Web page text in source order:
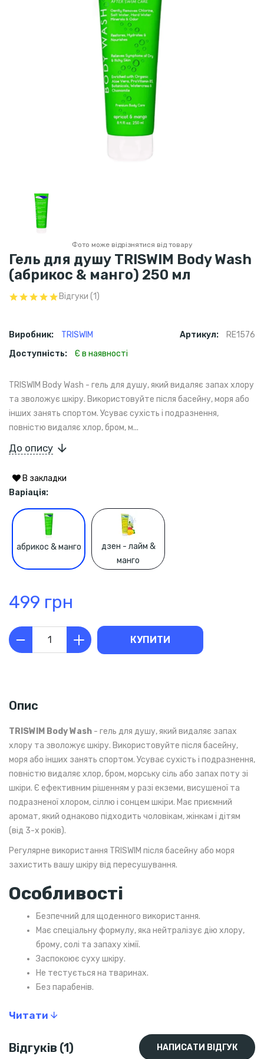
Фото може відрізнятися від товару
Гель для душу TRISWIM Body Wash
(абрикос & манго) 250 мл
Відгуки (1)
Виробник: TRISWIM Артикул:
RE1576
Доступність:
Є в наявності
TRISWIM Body Wash - гель для душу, який видаляє запах хлору
та зволожує шкіру. Використовуйте після басейну, моря або
інших занять спортом. Усуває сухість і подразнення,
повністю видаляє хлор, бром, м...
До опису
В закладки
Варіація:
абрикос & манго
дзен - лайм &
манго
499 грн
КУПИТИ
Опис
TRISWIM Body Wash - гель для душу, який видаляє запах
хлору та зволожує шкіру. Використовуйте після басейну,
моря або інших занять спортом. Усуває сухість і подразнення,
повністю видаляє хлор, бром, морську сіль або запах поту зі
шкіри. Є ефективним рішенням у разі екземи, висушеної та
подразненої хлором, сіллю і сонцем шкіри. Має приємний
аромат, який однаково підходить чоловікам, жінкам і дітям
(від 3-х років).
Регулярне використання TRISWIM після басейну або моря
захистить вашу шкіру від пересушування.
Особливості
Безпечний для щоденного використання.
Має спеціальну формулу, яка нейтралізує дію хлору,
брому, солі та запаху хімії.
Заспокоює суху шкіру.
Не тестується на тваринах.
Без парабенів.
властивості.
заспокоюють шкіру.
Читати
Відгуків (1) НАПИСАТИ ВІДГУК